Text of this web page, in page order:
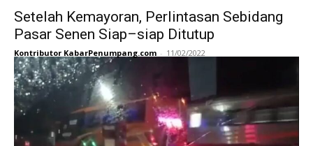
Setelah Kemayoran, Perlintasan Sebidang
Pasar Senen Siap–siap Ditutup
Kontributor KabarPenumpang.com - 11/02/2022